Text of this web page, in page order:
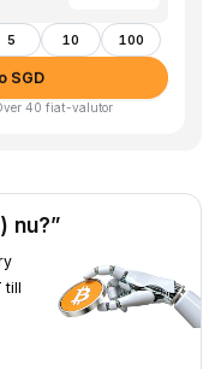
5 10 100
SGD
40 fiat-valutor
nu?”
till